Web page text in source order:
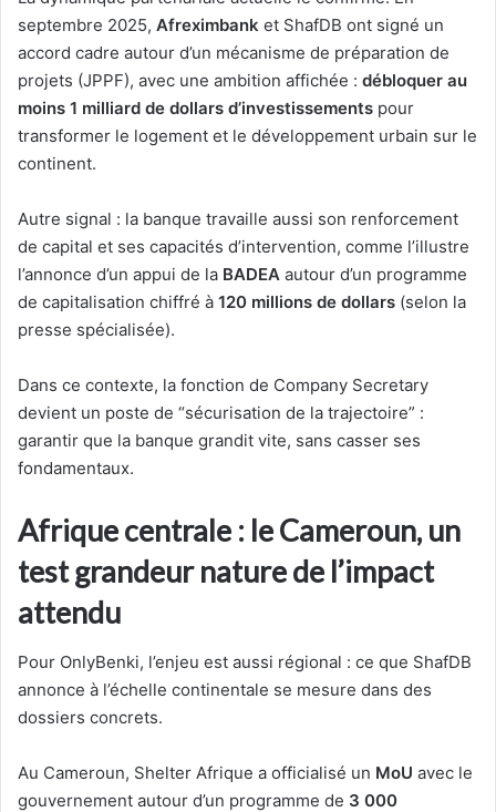
septembre 2025, Afreximbank et ShafDB ont signé un
accord cadre autour d’un mécanisme de préparation de
projets (JPPF), avec une ambition affichée : débloquer au
moins 1 milliard de dollars d’investissements pour
transformer le logement et le développement urbain sur le
continent.
Autre signal : la banque travaille aussi son renforcement
de capital et ses capacités d’intervention, comme l’illustre
l’annonce d’un appui de la BADEA autour d’un programme
de capitalisation chiffré à 120 millions de dollars (selon la
presse spécialisée).
Dans ce contexte, la fonction de Company Secretary
devient un poste de “sécurisation de la trajectoire” :
garantir que la banque grandit vite, sans casser ses
fondamentaux.
Afrique centrale : le Cameroun, un
test grandeur nature de l’impact
attendu
Pour OnlyBenki, l’enjeu est aussi régional : ce que ShafDB
annonce à l’échelle continentale se mesure dans des
dossiers concrets.
Au Cameroun, Shelter Afrique a officialisé un MoU avec le
gouvernement autour d’un programme de 3 000